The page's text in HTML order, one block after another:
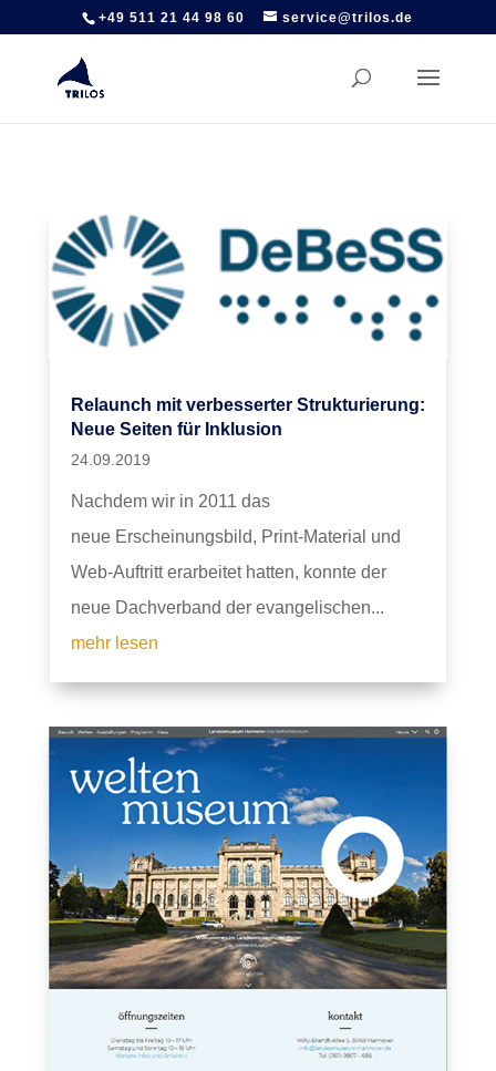
+49 511 21 44 98 60 service@trilos.de
Relaunch mit verbesserter Strukturierung:
Neue Seiten für Inklusion
24.09.2019
Nachdem wir in 2011 das
neue Erscheinungsbild, Print-Material und
Web-Auftritt erarbeitet hatten, konnte der
neue Dachverband der evangelischen...
mehr lesen